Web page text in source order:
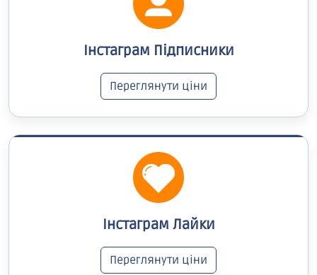
Інстаграм Підписники
Переглянути ціни
Інстаграм Лайки
Переглянути ціни